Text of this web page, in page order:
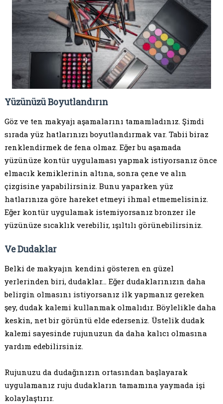
Yüzünüzü Boyutlandırın
Göz ve ten makyajı aşamalarını tamamladınız. Şimdi
sırada yüz hatlarınızı boyutlandırmak var. Tabii biraz
renklendirmek de fena olmaz. Eğer bu aşamada
yüzünüze kontür uygulaması yapmak istiyorsanız önce
elmacık kemiklerinin altına, sonra çene ve alın
çizgisine yapabilirsiniz. Bunu yaparken yüz
hatlarınıza göre hareket etmeyi ihmal etmemelisiniz.
Eğer kontür uygulamak istemiyorsanız bronzer ile
yüzünüze sıcaklık verebilir, ışıltılı görünebilirsiniz.
Ve Dudaklar
Belki de makyajın kendini gösteren en güzel
yerlerinden biri, dudaklar… Eğer dudaklarınızın daha
belirgin olmasını istiyorsanız ilk yapmanız gereken
şey, dudak kalemi kullanmak olmalıdır. Böylelikle daha
keskin, net bir görüntü elde ederseniz. Üstelik dudak
kalemi sayesinde rujunuzun da daha kalıcı olmasına
yardım edebilirsiniz.
Rujunuzu da dudağınızın ortasından başlayarak
uygulamanız ruju dudakların tamamına yaymada işi
kolaylaştırır.